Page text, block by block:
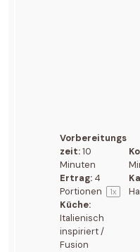
Vorbereitungs
zeit:10
Minuten
Ertrag: 4
Portionen
1x
Küche:
Italienisch
inspiriert /
Fusion